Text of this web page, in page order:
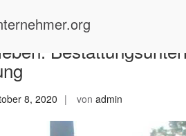
8, 2020 von admin